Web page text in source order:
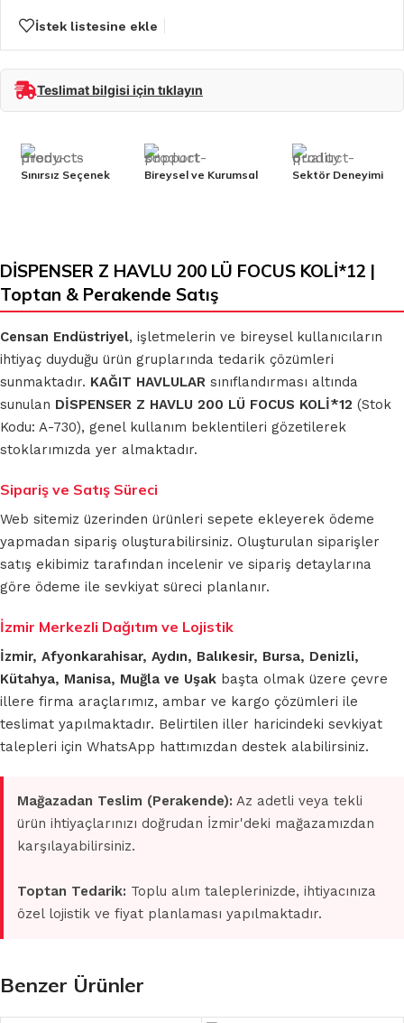
İstek listesine ekle
Teslimat bilgisi için tıklayın
Sınırsız Seçenek Bireysel ve Kurumsal Sektör Deneyimi
DİSPENSER Z HAVLU 200 LÜ FOCUS KOLİ*12 |
Toptan & Perakende Satış
Censan Endüstriyel, işletmelerin ve bireysel kullanıcıların
ihtiyaç duyduğu ürün gruplarında tedarik çözümleri
sunmaktadır. KAĞIT HAVLULAR sınıflandırması altında
sunulan DİSPENSER Z HAVLU 200 LÜ FOCUS KOLİ*12 (Stok
Kodu: A-730), genel kullanım beklentileri gözetilerek
stoklarımızda yer almaktadır.
Sipariş ve Satış Süreci
Web sitemiz üzerinden ürünleri sepete ekleyerek ödeme
yapmadan sipariş oluşturabilirsiniz. Oluşturulan siparişler
satış ekibimiz tarafından incelenir ve sipariş detaylarına
göre ödeme ile sevkiyat süreci planlanır.
İzmir Merkezli Dağıtım ve Lojistik
İzmir, Afyonkarahisar, Aydın, Balıkesir, Bursa, Denizli,
Kütahya, Manisa, Muğla ve Uşak başta olmak üzere çevre
illere firma araçlarımız, ambar ve kargo çözümleri ile
teslimat yapılmaktadır. Belirtilen iller haricindeki sevkiyat
talepleri için WhatsApp hattımızdan destek alabilirsiniz.
Mağazadan Teslim (Perakende): Az adetli veya tekli
ürün ihtiyaçlarınızı doğrudan İzmir'deki mağazamızdan
karşılayabilirsiniz.
Toptan Tedarik: Toplu alım taleplerinizde, ihtiyacınıza
özel lojistik ve fiyat planlaması yapılmaktadır.
Benzer Ürünler